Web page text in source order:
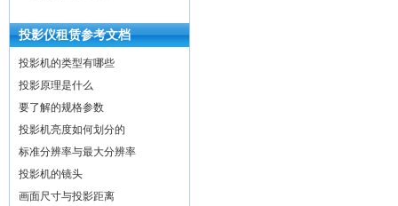
投影仪租赁参考文档
投影机的类型有哪些
投影原理是什么
要了解的规格参数
投影机亮度如何划分的
标准分辨率与最大分辨率
投影机的镜头
画面尺寸与投影距离